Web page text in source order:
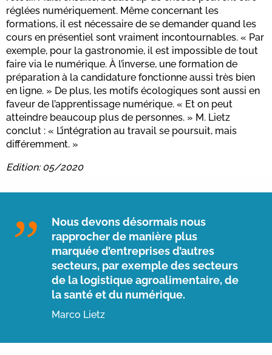
réglées numériquement. Même concernant les
formations, il est nécessaire de se demander quand les
cours en présentiel sont vraiment incontournables. « Par
exemple, pour la gastronomie, il est impossible de tout
faire via le numérique. À l’inverse, une formation de
préparation à la candidature fonctionne aussi très bien
en ligne. » De plus, les motifs écologiques sont aussi en
faveur de l’apprentissage numérique. « Et on peut
atteindre beaucoup plus de personnes. » M. Lietz
conclut : « L’intégration au travail se poursuit, mais
différemment. »
Edition: 05/2020
Nous devons désormais nous
rapprocher de manière plus
marquée d’entreprises d’autres
secteurs, par exemple des secteurs
de la logistique agroalimentaire, de
la santé et du numérique.
Marco Lietz